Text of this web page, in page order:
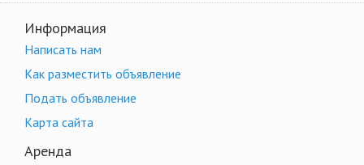
Информация
Написать нам
Как разместить объявление
Подать объявление
Карта сайта
Аренда